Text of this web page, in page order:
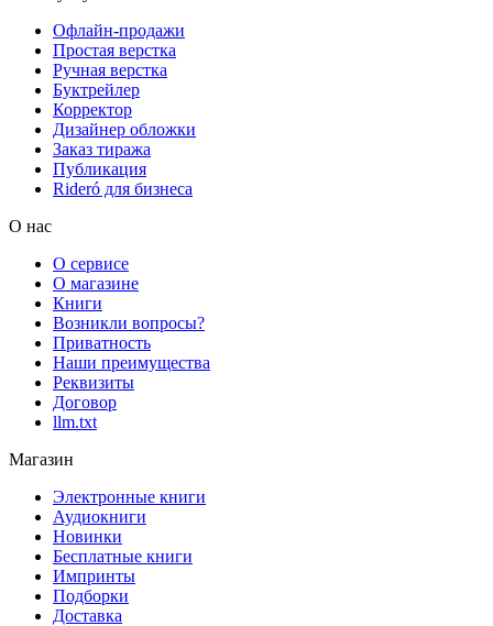
Офлайн-продажи
Простая верстка
Ручная верстка
Буктрейлер
Корректор
Дизайнер обложки
Заказ тиража
Публикация
Rideró для бизнеса
О нас
О сервисе
О магазине
Книги
Возникли вопросы?
Приватность
Наши преимущества
Реквизиты
Договор
llm.txt
Магазин
Электронные книги
Аудиокниги
Новинки
Бесплатные книги
Импринты
Подборки
Доставка